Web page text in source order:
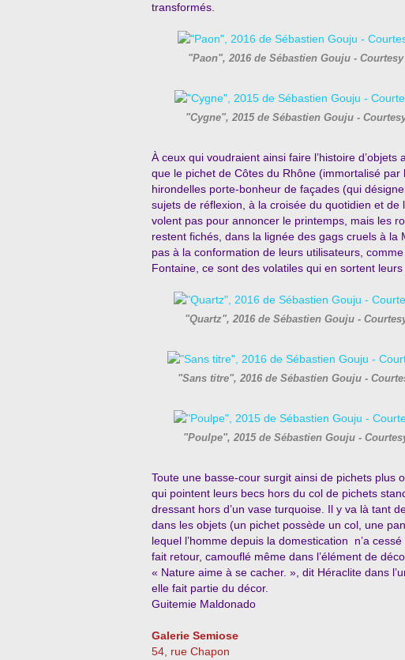
transformés.
"Paon", 2016 de Sébastien Gouju -
"Cygne", 2015 de Sébastien Gouju -
À ceux qui voudraient ainsi faire l’histoire
que le pichet de Côtes du Rhône (immortalisé
hirondelles porte-bonheur de façades (qui
sujets de réflexion, à la croisée du quotidien et
volent pas pour annoncer le printemps, mais les
restent fichés, dans la lignée des gags cruels à la
pas à la conformation de leurs utilisateurs,
Fontaine, ce sont des volatiles qui en sortent leurs
"Quartz", 2016 de Sébastien Gouju -
"Sans titre", 2016 de Sébastien Gouju -
"Poulpe", 2015 de Sébastien Gouju -
Toute une basse-cour surgit ainsi de pichets plus
qui pointent leurs becs hors du col de pichets
dressant hors d’un vase turquoise. Il y va là tant
dans les objets (un pichet possède un col, une
lequel l’homme depuis la domestication n’a
fait retour, camouflé même dans l’élément de
« Nature aime à se cacher. », dit Héraclite dans
elle fait partie du décor.
Guitemie Maldonado
Galerie Semiose
54, rue Chapon